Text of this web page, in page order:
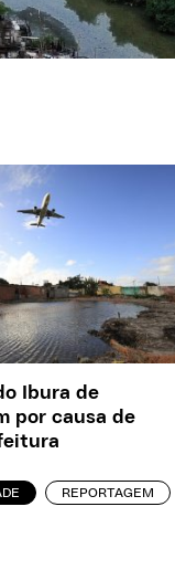
Ibura de
por causa de
REPORTAGEM